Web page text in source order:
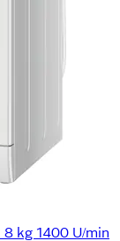
kg 1400 U/min